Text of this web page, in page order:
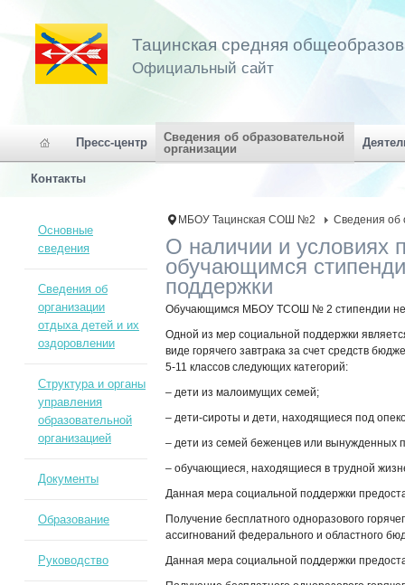
Тацинская средняя
Официальный сайт
Пресс-центр
Сведения об образовательной
организации
Контакты
МБОУ Тацинская СОШ №2 Сведения об
О наличии и условиях
обучающимся
поддержки
Обучающимся МБОУ ТСОШ № 2 стипендии не
Одной из мер социальной поддержки
виде горячего завтрака за счет средств
5-11 классов следующих категорий:
– дети из малоимущих семей;
– дети-сироты и дети, находящиеся под
– дети из семей беженцев или вынужденных
– обучающиеся, находящиеся в трудной
Данная мера социальной поддержки
Получение бесплатного одноразового
ассигнований федерального и областного
Данная мера социальной поддержки
Основные
сведения
Сведения об
организации
отдыха детей и их
оздоровлении
Структура и органы
управления
образовательной
организацией
Документы
Образование
Руководство